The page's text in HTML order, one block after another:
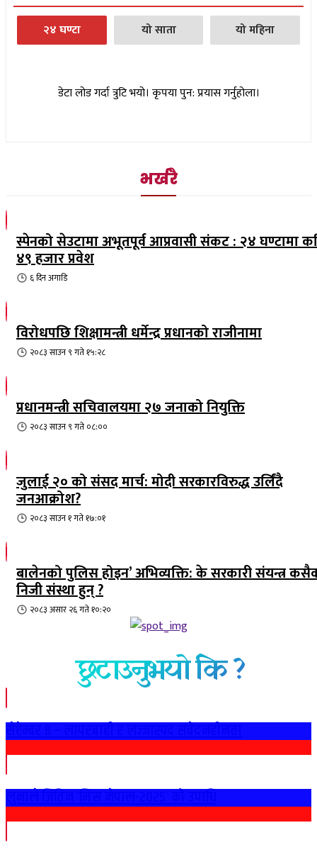
२४ घण्टा यो साता यो महिना
डेटा लोड गर्दा त्रुटि भयो। कृपया पुन: प्रयास गर्नुहोला।
भर्खरै
स्पेनको सेउटामा अभूतपूर्व आप्रवासी संकट : २४ घण्टामा
४९ हजार प्रवेश
६ दिनअगाडि
विरोधपछि शिक्षामन्त्री धर्मेन्द्र प्रधानको राजीनामा
२०८३ साउन ९ गते १५:२८
प्रधानमन्त्री सचिवालयमा २७ जनाको नियुक्ति
२०८३ साउन ९ गते ०८:००
जुलाई २० को संसद मार्च: मोदी सरकारविरुद्ध उर्लिंदै
जनआक्रोश?
२०८३ साउन १ गते १७:०१
बालेनको पुलिस होइन’ अभिव्यक्ति: के सरकारी संयन्त्र
निजी संस्था हुन् ?
२०८३ असार २६ गते १०:२०
छुटाउनुभयो कि ?